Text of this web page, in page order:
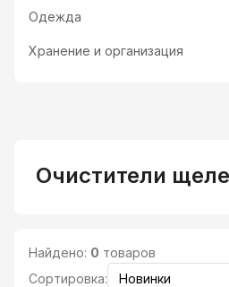
Одежда
Хранение и организация
Очистители
Найдено: 0 товаров
Сортировка: